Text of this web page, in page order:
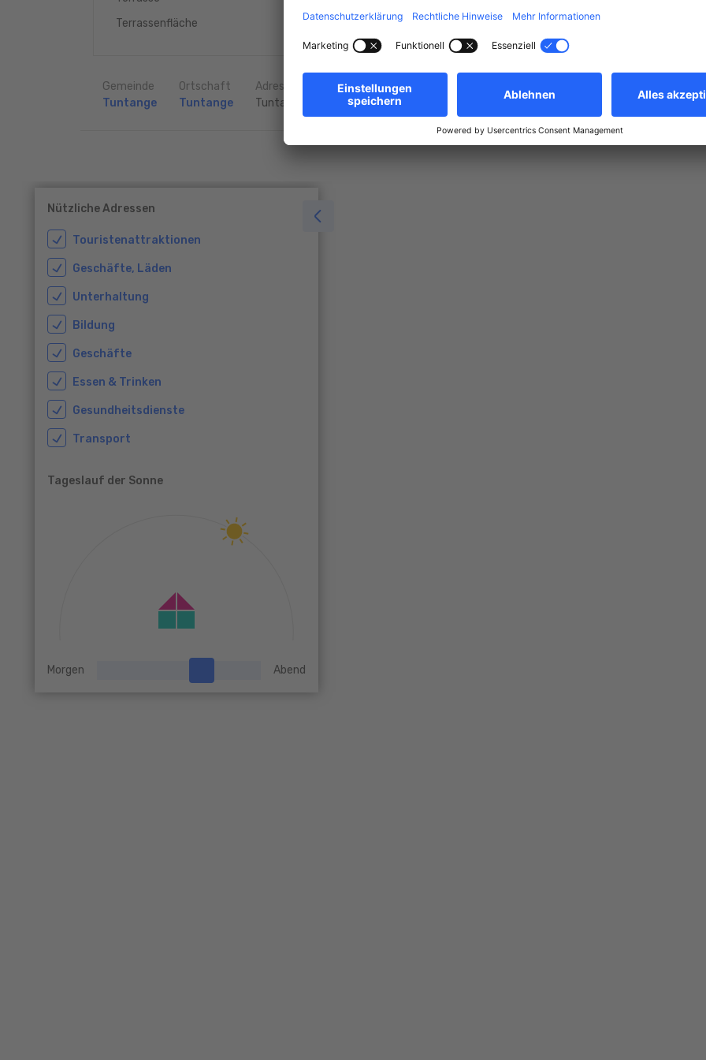
Terrassenfläche 60 m
Gemeinde
Tuntange
Ortschaft
Tuntange
Adresse
Tuntange
Nützliche Adressen
Touristenattraktionen
Geschäfte, Läden
Unterhaltung
Bildung
Geschäfte
Essen & Trinken
Gesundheitsdienste
Transport
Tageslauf der Sonne
Morgen Abend